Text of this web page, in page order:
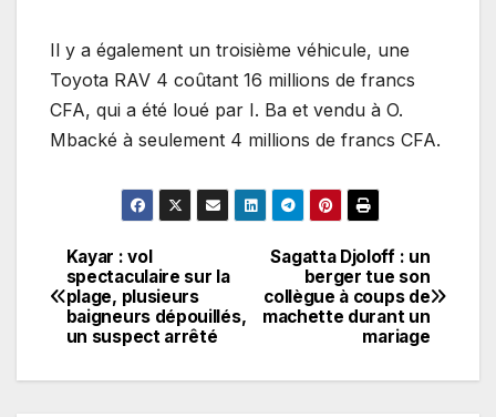
Il y a également un troisième véhicule, une
Toyota RAV 4 coûtant 16 millions de francs
CFA, qui a été loué par I. Ba et vendu à O.
Mbacké à seulement 4 millions de francs CFA.
Navigation
de
l’article
Sagatta Djoloff : un
berger tue son
collègue à coups de
machette durant un
mariage
Kayar : vol
spectaculaire sur la
plage, plusieurs
baigneurs dépouillés,
un suspect arrêté